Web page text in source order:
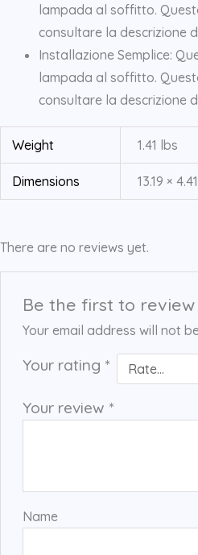
lampada al soffitto.
consultare la descrizione
Installazione Semplice:
lampada al soffitto.
consultare la descrizione
Weight 1.41 lbs
Dimensions 13.19 ×
There are no reviews yet.
Be the first to
Your email address will not
Your rating *
Your review *
Name